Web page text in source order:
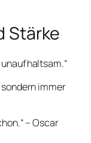
Stärke
immer
– Oscar